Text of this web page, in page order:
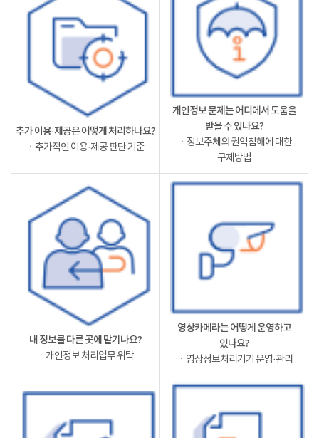
추가 이용·제공은 어떻게 처리하나요?
ㆍ추가적인 이용·제공 판단 기준
개인정보 문제는 어디에서 도움을
받을 수 있나요?
ㆍ정보주체의 권익침해에 대한
구제방법
내 정보를 다른 곳에 맡기나요?
ㆍ개인정보 처리업무 위탁
영상카메라는 어떻게 운영하고
있나요?
ㆍ영상정보처리기기 운영·관리